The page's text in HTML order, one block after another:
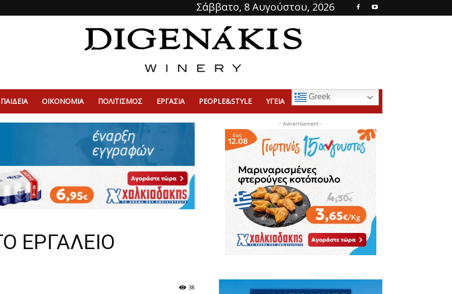
Σάββατο, 8 Αυγούστου, 2026
ΠΑΙΔΕΙΑ ΟΙΚΟΝΟΜΙΑ ΠΟΛΙΤΙΣΜΌΣ ΕΡΓΑΣΙΑ PEOPLE&STYLE ΥΓΕΙΑ Greek
ΕΡΓΑΛΕΙΟ
38
- Advertisement -